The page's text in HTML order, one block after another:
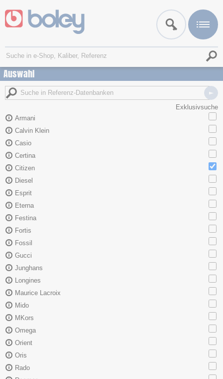
Auswahl
Exklusivsuche
Armani
Calvin Klein
Casio
Certina
Citizen
Diesel
Esprit
Eterna
Festina
Fortis
Fossil
Gucci
Junghans
Longines
Maurice Lacroix
Mido
MKors
Omega
Orient
Oris
Rado